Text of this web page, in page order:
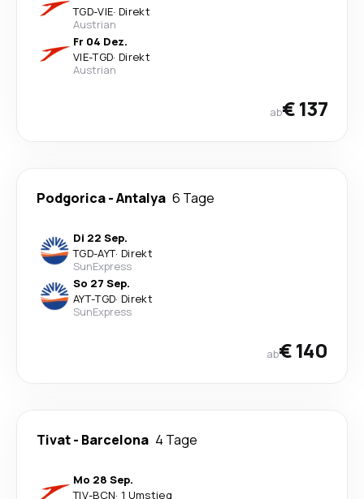
TGD-VIE· Direkt
Austrian
Fr 04 Dez.
VIE-TGD· Direkt
Austrian
ab€ 137
Podgorica-Antalya 6 Tage
Di 22 Sep.
TGD-AYT· Direkt
SunExpress
So 27 Sep.
AYT-TGD· Direkt
SunExpress
ab€ 140
Tivat- Barcelona 4 Tage
Mo 28 Sep.
TIV-BCN· 1 Umstieg